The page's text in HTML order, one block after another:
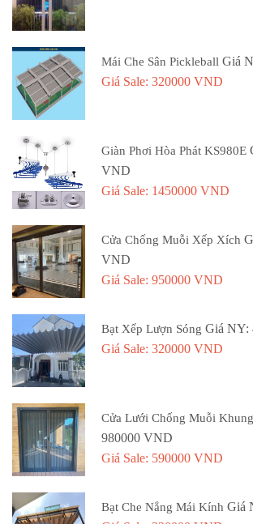
Mái Che Sân Pickleball Giá
Giá Sale: 320000 VND
Giàn Phơi Hòa Phát KS980E
VND
Giá Sale: 1450000 VND
Cửa Chống Muỗi Xếp Xích
VND
Giá Sale: 950000 VND
Bạt Xếp Lượn Sóng Giá NY:
Giá Sale: 320000 VND
Cửa Lưới Chống Muỗi
980000 VND
Giá Sale: 590000 VND
Bạt Che Nắng Mái Kính Giá